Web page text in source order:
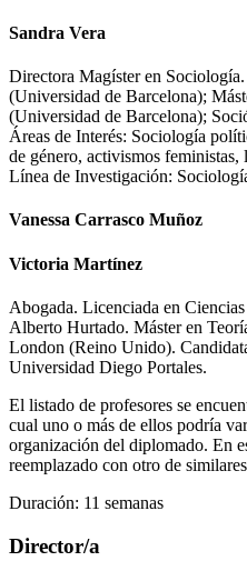
Sandra Vera
Directora Magíster en
(Universidad de Barcelona);
(Universidad de Barcelona);
Áreas de Interés: Sociología
de género, activismos
Línea de Investigación:
Vanessa Carrasco Muñoz
Victoria Martínez
Abogada. Licenciada en
Alberto Hurtado. Máster en
London (Reino Unido).
Universidad Diego Portales.
El listado de profesores se
cual uno o más de ellos podría
organización del diplomado. En
reemplazado con otro de
Duración: 11 semanas
Director/a